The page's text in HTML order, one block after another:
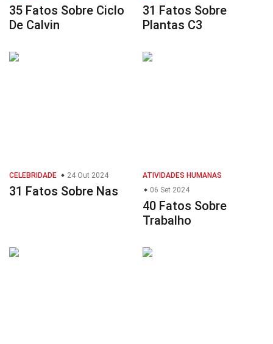
35 Fatos Sobre Ciclo
De Calvin
31 Fatos Sobre
Plantas C3
CELEBRIDADE 24 Out 2024
31 Fatos Sobre Nas
ATIVIDADES HUMANAS
06 Set 2024
40 Fatos Sobre
Trabalho